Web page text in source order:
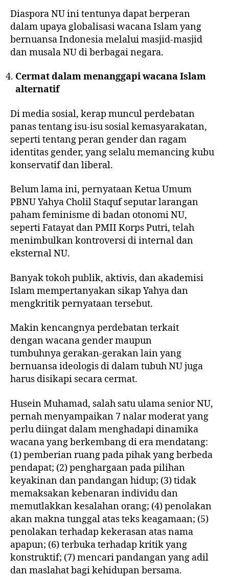
Diaspora NU ini tentunya dapat berperan
dalam upaya globalisasi wacana Islam yang
bernuansa Indonesia melaluimasjid-masjid
dan musala NU di berbagai negara.
Cermat dalam menanggapi wacana Islam
alternatif
Di media sosial, kerap muncul perdebatan
panas tentang isu-isu sosial kemasyarakatan,
seperti tentang peran gender dan ragam
identitas gender, yang selalu memancing kubu
konservatif dan liberal.
Belum lama ini, pernyataanKetua Umum
PBNU Yahya Cholil Staquf seputar larangan
paham feminisme di badan otonomi NU,
sepertiFatayat danPMII Korps Putri, telah
menimbulkan kontroversi di internal dan
eksternal NU.
Banyaktokoh publik, aktivis, dan akademisi
Islammempertanyakan sikap Yahya dan
mengkritik pernyataan tersebut.
Makin kencangnya perdebatan terkait
denganwacana gendermaupun
tumbuhnyagerakan-gerakan lain yang
bernuansa ideologis di dalam tubuh NU juga
harus disikapi secara cermat.
Husein Muhamad, salah satu ulama senior NU,
pernah menyampaikan 7 nalar moderatyang
perlu diingat dalam menghadapi dinamika
wacana yang berkembang di era mendatang:
(1) pemberian ruang pada pihak yang berbeda
pendapat; (2) penghargaan pada pilihan
keyakinan dan pandangan hidup; (3) tidak
memaksakan kebenaran individu dan
memutlakkan kesalahan orang; (4) penolakan
akan makna tunggal atas teks keagamaan; (5)
penolakan terhadap kekerasan atas nama
apapun; (6) terbuka terhadap kritik yang
konstruktif; (7) mencari pandangan yang adil
dan maslahat bagi kehidupan bersama.